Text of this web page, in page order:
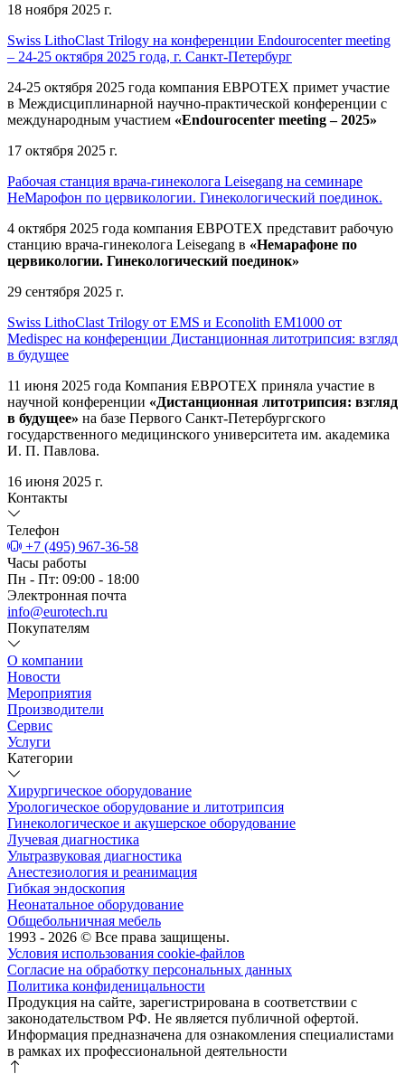
18 ноября 2025 г.
Swiss LithoClast Trilogy на конференции Endourocenter meeting
– 24-25 октября 2025 года, г. Санкт-Петербург
24-25 октября 2025 года компания ЕВРОТЕХ примет участие
в Междисциплинарной научно-практической конференции с
международным участием «Endourocenter meeting – 2025»
17 октября 2025 г.
Рабочая станция врача-гинеколога Leisegang на семинаре
НеМарофон по цервикологии. Гинекологический поединок.
4 октября 2025 года компания ЕВРОТЕХ представит рабочую
станцию врача-гинеколога Leisegang в «Немарафоне по
цервикологии. Гинекологический поединок»
29 сентября 2025 г.
Swiss LithoClast Trilogy от EMS и Econolith ЕМ1000 от
Medispec на конференции Дистанционная литотрипсия: взгляд
в будущее
11 июня 2025 года Компания ЕВРОТЕХ приняла участие в
научной конференции «Дистанционная литотрипсия: взгляд
в будущее» на базе Первого Санкт-Петербургского
государственного медицинского университета им. академика
И. П. Павлова.
16 июня 2025 г.
Контакты
Телефон
+7 (495) 967-36-58
Часы работы
Пн - Пт: 09:00 - 18:00
Электронная почта
info@eurotech.ru
Покупателям
О компании
Новости
Мероприятия
Производители
Сервис
Услуги
Категории
Хирургическое оборудование
Урологическое оборудование и литотрипсия
Гинекологическое и акушерское оборудование
Лучевая диагностика
Ультразвуковая диагностика
Анестезиология и реанимация
Гибкая эндоскопия
Неонатальное оборудование
Общебольничная мебель
1993 - 2026 © Все права защищены.
Условия использования cookie-файлов
Согласие на обработку персональных данных
Политика конфиденицальности
Продукция на сайте, зарегистрирована в соответствии с
законодательством РФ. Не является публичной офертой.
Информация предназначена для ознакомления специалистами
в рамках их профессиональной деятельности